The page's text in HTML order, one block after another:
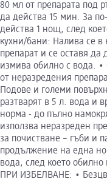
80 мл от препарата под
да действа 15 мин. За
действа 1 нощ, след
кухни/бани: Налива се в
препарат и се оставя
измива обилно с вода.
от неразредения
Подове и големи
разтварят в 5 л. вода и
норма - до пълно
използва неразреден
за почистване – гъби и
продължение на една
вода, след което
ПРИ ИЗБЕЛВАНЕ: •